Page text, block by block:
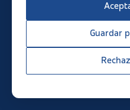
Política de Cookies
Guardar